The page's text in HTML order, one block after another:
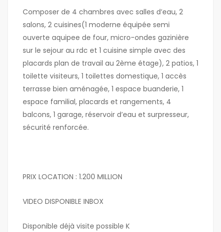
Composer de 4 chambres avec salles d’eau, 2
salons, 2 cuisines(1 moderne équipée semi
ouverte aquipee de four, micro-ondes gazinière
sur le sejour au rdc et 1 cuisine simple avec des
placards plan de travail au 2ème étage), 2 patios, 1
toilette visiteurs, 1 toilettes domestique, 1 accès
terrasse bien aménagée, 1 espace buanderie, 1
espace familial, placards et rangements, 4
balcons, 1 garage, réservoir d’eau et surpresseur,
sécurité renforcée.
PRIX LOCATION : 1.200 MILLION
VIDEO DISPONIBLE INBOX
Disponible déjà visite possible K